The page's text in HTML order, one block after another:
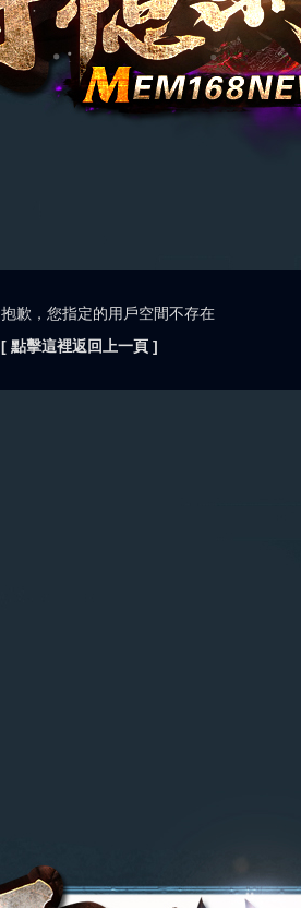
抱歉，您指定的用戶空間不存在
[ 點擊這裡返回上一頁 ]